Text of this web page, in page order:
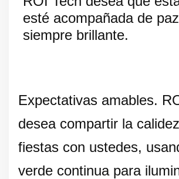
esté acompañada de
siempre brillante.
Expectativas amables.
desea compartir la
fiestas con ustedes,
verde continua para